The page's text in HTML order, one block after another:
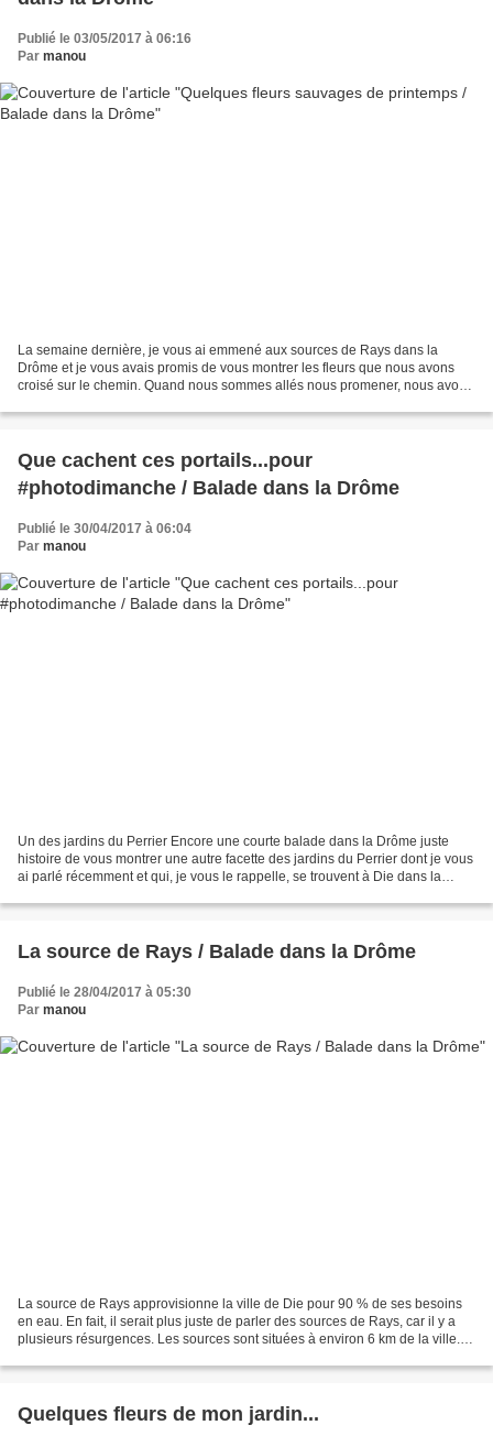
Publié le 03/05/2017 à 06:16
Par manou
La semaine dernière, je vous ai emmené aux sources de Rays dans la
Drôme et je vous avais promis de vous montrer les fleurs que nous avons
croisé sur le chemin. Quand nous sommes allés nous promener, nous avons
Que cachent ces portails...pour
#photodimanche / Balade dans la Drôme
Publié le 30/04/2017 à 06:04
Par manou
Un des jardins du Perrier Encore une courte balade dans la Drôme juste
histoire de vous montrer une autre facette des jardins du Perrier dont je vous
ai parlé récemment et qui, je vous le rappelle, se trouvent à Die dans la
La source de Rays / Balade dans la Drôme
Publié le 28/04/2017 à 05:30
Par manou
La source de Rays approvisionne la ville de Die pour 90 % de ses besoins
en eau. En fait, il serait plus juste de parler des sources de Rays, car il y a
plusieurs résurgences. Les sources sont situées à environ 6 km de la ville.
Quelques fleurs de mon jardin...